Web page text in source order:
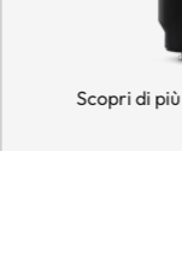
Scopri di più